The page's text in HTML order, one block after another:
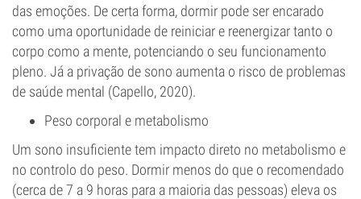
das emoções. De certa forma, dormir pode ser encarado
como uma oportunidade de reiniciar e reenergizar tanto o
corpo como a mente, potenciando o seu funcionamento
pleno. Já a privação de sono aumenta o risco de problemas
de saúde mental (Capello, 2020).
Peso corporal e metabolismo
Um sono insuficiente tem impacto direto no metabolismo e
no controlo do peso. Dormir menos do que o recomendado
(cerca de 7 a 9 horas para a maioria das pessoas) eleva os